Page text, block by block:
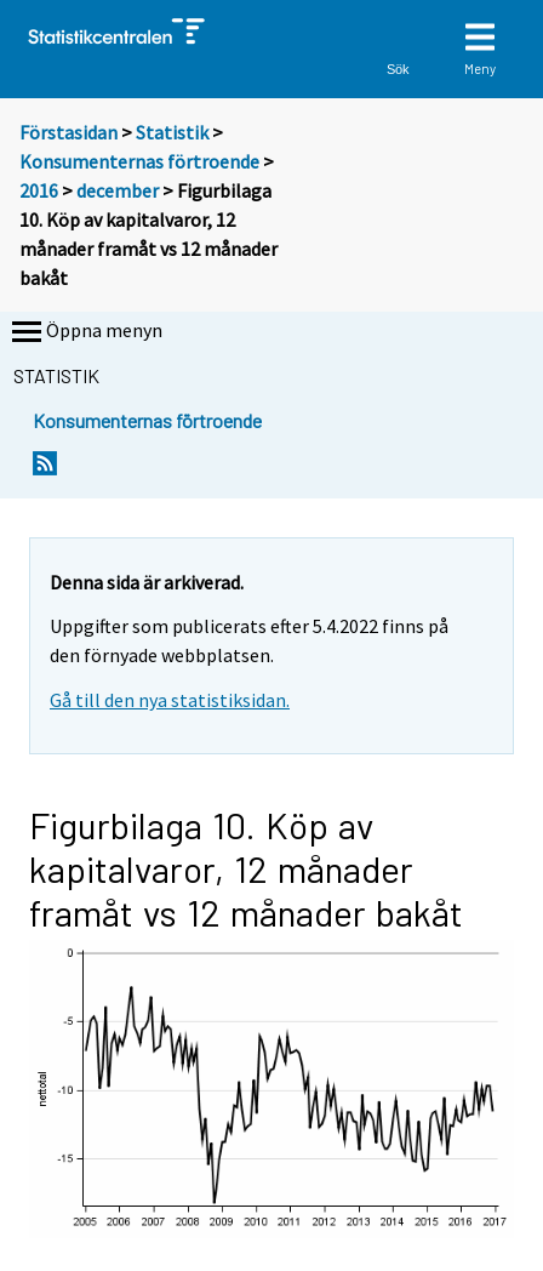
Sök Meny
Förstasidan >Statistik >
Konsumenternas förtroende >
2016 >december> Figurbilaga
10. Köp av kapitalvaror, 12
månader framåt vs 12 månader
bakåt
Öppna menyn
STATISTIK
Konsumenternas förtroende
Denna sida är arkiverad.
Uppgifter som publicerats efter 5.4.2022 finns på
den förnyade webbplatsen.
Gå till den nya statistiksidan.
Figurbilaga 10. Köp av
kapitalvaror, 12 månader
framåt vs 12 månader bakåt